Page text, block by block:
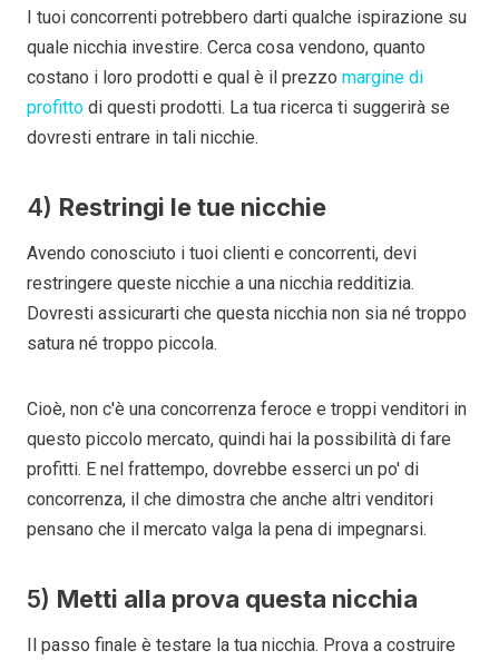
I tuoi concorrenti potrebbero darti qualche ispirazione su
quale nicchia investire. Cerca cosa vendono, quanto
costano i loro prodotti e qual è il prezzo margine di
profitto di questi prodotti. La tua ricerca ti suggerirà se
dovresti entrare in tali nicchie.
4) Restringi le tue nicchie
Avendo conosciuto i tuoi clienti e concorrenti, devi
restringere queste nicchie a una nicchia redditizia.
Dovresti assicurarti che questa nicchia non sia né troppo
satura né troppo piccola.
Cioè, non c'è una concorrenza feroce e troppi venditori in
questo piccolo mercato, quindi hai la possibilità di fare
profitti. E nel frattempo, dovrebbe esserci un po' di
concorrenza, il che dimostra che anche altri venditori
pensano che il mercato valga la pena di impegnarsi.
5) Metti alla prova questa nicchia
Il passo finale è testare la tua nicchia. Prova a costruire